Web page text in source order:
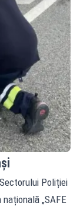
Poliției
„SAFE